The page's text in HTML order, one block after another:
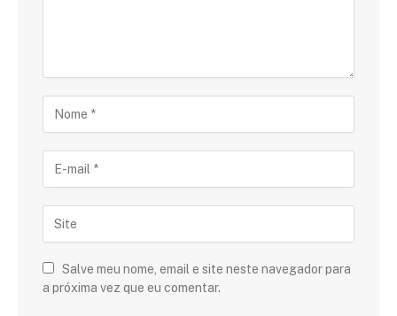
Salve meu nome, email e site neste navegador para
a próxima vez que eu comentar.